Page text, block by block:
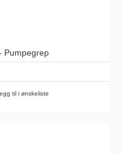
Pumpegrep
til i ønskeliste